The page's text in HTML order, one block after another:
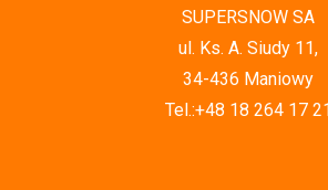
SUPERSNOW SA
ul. Ks. A. Siudy 11,
34-436 Maniowy
Tel.:+48 18 264 17